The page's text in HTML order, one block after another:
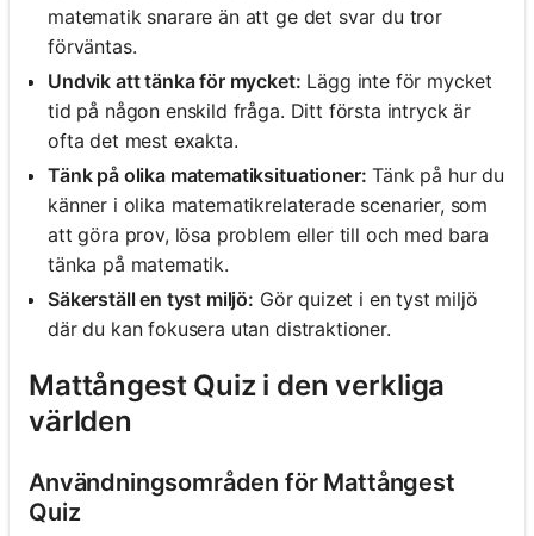
matematik snarare än att ge det svar du tror
förväntas.
Undvik att tänka för mycket: Lägg inte för mycket
tid på någon enskild fråga. Ditt första intryck är
ofta det mest exakta.
Tänk på olika matematiksituationer: Tänk på hur du
känner i olika matematikrelaterade scenarier, som
att göra prov, lösa problem eller till och med bara
tänka på matematik.
Säkerställ en tyst miljö: Gör quizet i en tyst miljö
där du kan fokusera utan distraktioner.
Mattångest Quiz i den verkliga
världen
Användningsområden för Mattångest
Quiz